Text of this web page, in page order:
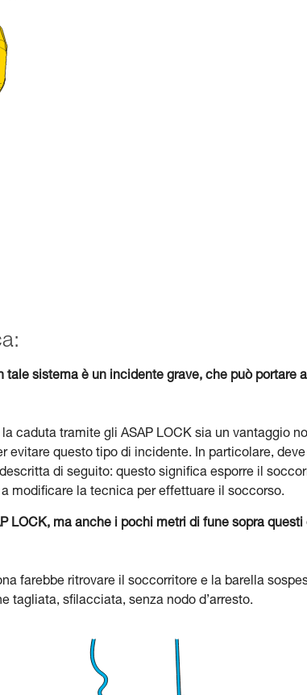
tale sistema è un incidente grave, che può portare
caduta tramite gli ASAP LOCK sia un vantaggio
evitare questo tipo di incidente. In particolare,
di seguito: questo significa esporre il
modificare la tecnica per effettuare il soccorso.
LOCK, ma anche i pochi metri di fune sopra
farebbe ritrovare il soccorritore e la barella
tagliata, sfilacciata, senza nodo d’arresto.